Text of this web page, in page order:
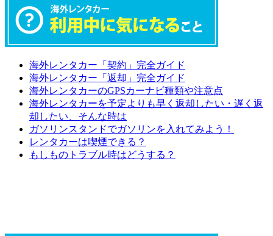
海外レンタカー「契約」完全ガイド
海外レンタカー「返却」完全ガイド
海外レンタカーのGPSカーナビ種類や注意点
海外レンタカーを予定よりも早く返却したい・遅く返
却したい、そんな時は
ガソリンスタンドでガソリンを入れてみよう！
レンタカーは喫煙できる？
もしものトラブル時はどうする？